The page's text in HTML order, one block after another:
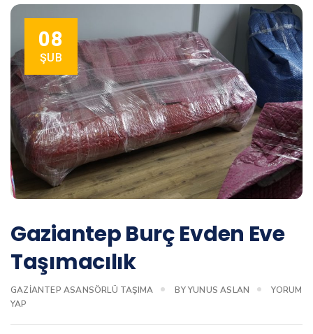
08
ŞUB
Gaziantep Burç Evden Eve
Taşımacılık
GAZIANTEP ASANSÖRLÜ TAŞIMA BYYUNUS ASLAN
YORUM
YAP